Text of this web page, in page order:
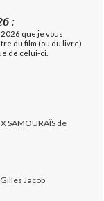
:
que je vous
du film (ou du livre)
de celui-ci.
SAMOURAÏS de
Jacob